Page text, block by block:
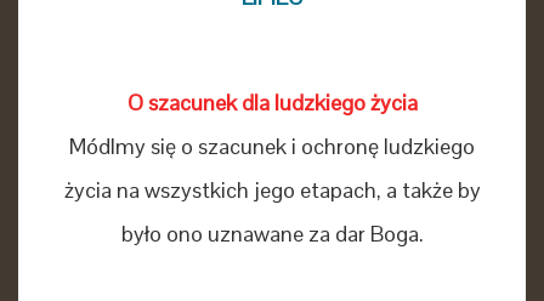
O szacunek dla ludzkiego życia
Módlmy się o szacunek i ochronę ludzkiego
życia na wszystkich jego etapach, a także by
było ono uznawane za dar Boga.